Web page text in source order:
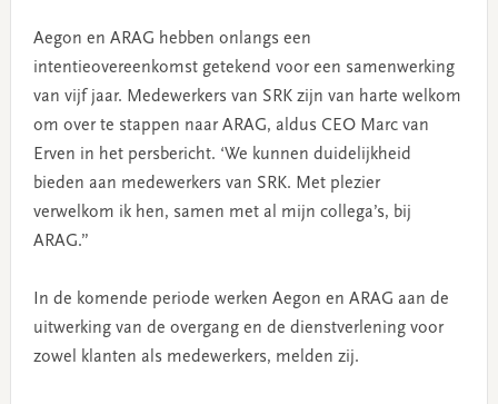
Aegon en ARAG hebben onlangs een
intentieovereenkomst getekend voor een samenwerking
van vijf jaar. Medewerkers van SRK zijn van harte welkom
om over te stappen naar ARAG, aldus CEO Marc van
Erven in het persbericht. ‘We kunnen duidelijkheid
bieden aan medewerkers van SRK. Met plezier
verwelkom ik hen, samen met al mijn collega’s, bij
ARAG.”
In de komende periode werken Aegon en ARAG aan de
uitwerking van de overgang en de dienstverlening voor
zowel klanten als medewerkers, melden zij.